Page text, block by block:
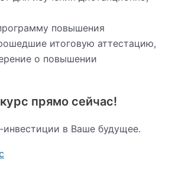
повышения
итоговую аттестацию,
о повышении
прямо сейчас!
в Ваше будущее.